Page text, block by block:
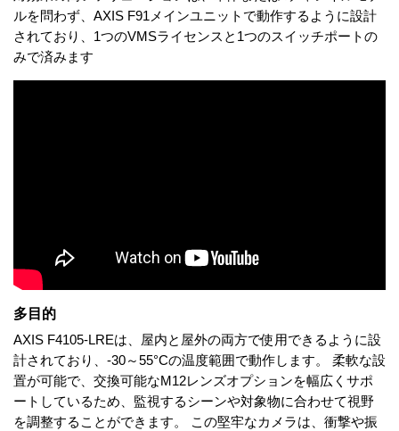
ルを問わず、AXIS F91メインユニットで動作するように設計
されており、1つのVMSライセンスと1つのスイッチポートの
みで済みます
多目的
AXIS F4105-LREは、屋内と屋外の両方で使用できるように設
計されており、-30～55°Cの温度範囲で動作します。 柔軟な設
置が可能で、交換可能なM12レンズオプションを幅広くサポ
ートしているため、監視するシーンや対象物に合わせて視野
を調整することができます。 この堅牢なカメラは、衝撃や振